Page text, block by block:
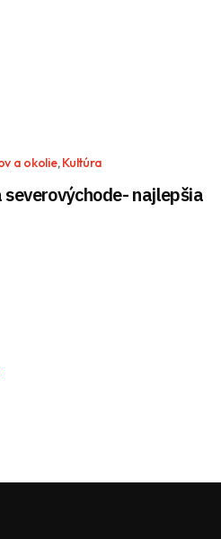
a okolie,Kultúra
najlepšia